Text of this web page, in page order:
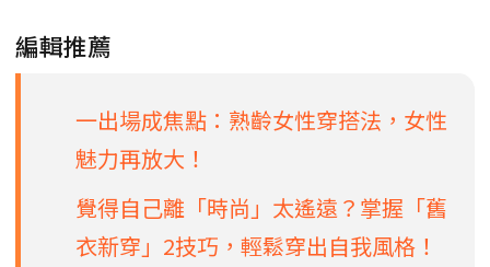
編輯推薦
一出場成焦點：熟齡女性穿搭法，女性
魅力再放大！
覺得自己離「時尚」太遙遠？掌握「舊
衣新穿」2技巧，輕鬆穿出自我風格！